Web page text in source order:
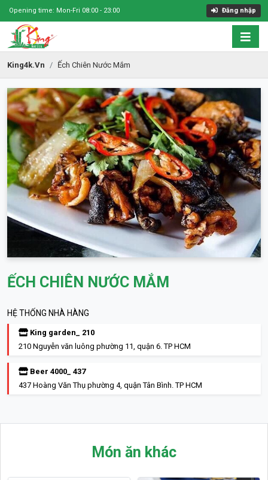
Opening time: Mon-Fri 08:00 - 23:00 Đăng nhập
King4k.vn Ếch Chiên Nước Mắm
ẾCH CHIÊN NƯỚC MẮM
HỆ THỐNG NHÀ HÀNG
King garden_ 210
210 Nguyễn văn luông phường 11, quận 6. TP HCM
Beer 4000_ 437
437 Hoàng Văn Thụ phường 4, quận Tân Bình. TP HCM
Món ăn khác